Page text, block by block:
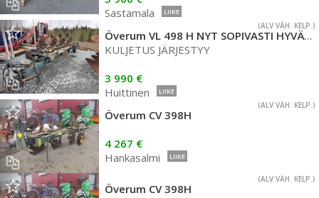
Sastamala
LIIKE
(ALV VÄH. KELP.)
Överum VL 498 H NYT SOPIVASTI HYVÄT KÄÄNTÖAURAT
KULJETUS JÄRJESTYY
3 990 €
Huittinen
LIIKE
(ALV VÄH. KELP.)
Överum CV 398H
4 267 €
Hankasalmi
LIIKE
(ALV VÄH. KELP.)
Överum CV 398H